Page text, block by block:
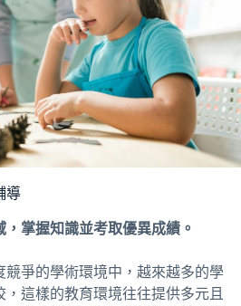
導
掌握知識並考取優異成績。
競爭的學術環境中，越來越多的學
，這樣的教育環境往往提供多元且